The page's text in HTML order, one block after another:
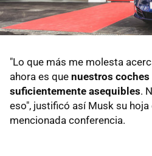
"Lo que más me molesta
ahora es que nuestros coches
suficientemente asequibles.
eso", justificó así Musk su hoja
mencionada conferencia.